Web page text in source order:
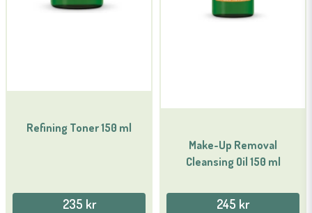
Refining Toner 150 ml
235 kr
Make-Up Removal
Cleansing Oil 150 ml
245 kr